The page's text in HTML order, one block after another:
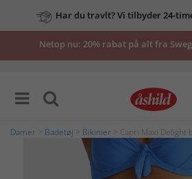
Har du travlt? Vi tilbyder 24-
Netop nu: 20% rabat på alt fra
Damer Badetøj Bikinier > Capri Maxi